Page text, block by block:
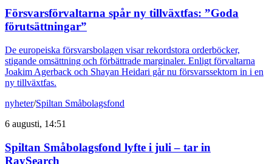
Försvarsförvaltarna spår ny tillväxtfas: ”Goda
förutsättningar”
De europeiska försvarsbolagen visar rekordstora orderböcker,
stigande omsättning och förbättrade marginaler. Enligt förvaltarna
Joakim Agerback och Shayan Heidari går nu försvarssektorn in i en
ny tillväxtfas.
nyheter/Spiltan Småbolagsfond
6 augusti, 14:51
Spiltan Småbolagsfond lyfte i juli – tar in
RaySearch